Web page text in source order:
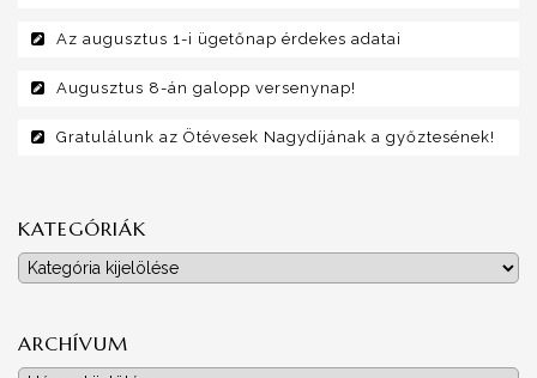
Az augusztus 1-i ügetőnap érdekes adatai
Augusztus 8-án galopp versenynap!
Gratulálunk az Ötévesek Nagydíjának a győztesének!
KATEGÓRIÁK
Kategóriák
ARCHÍVUM